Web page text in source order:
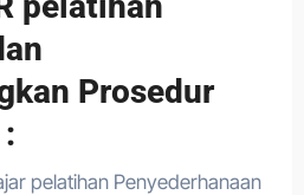
Prosedur
pelatihan Penyederhanaan